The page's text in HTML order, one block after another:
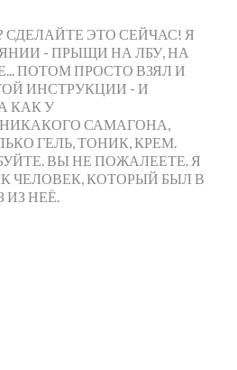
СДЕЛАЙТЕ ЭТО СЕЙЧАС! Я
- ПРЫЩИ НА ЛБУ, НА
ПОТОМ ПРОСТО ВЗЯЛ И
ИНСТРУКЦИИ - И
КАК У
САМАГОНА,
ГЕЛЬ, ТОНИК, КРЕМ.
ВЫ НЕ ПОЖАЛЕЕТЕ. Я
ЧЕЛОВЕК, КОТОРЫЙ БЫЛ В
НЕЁ.